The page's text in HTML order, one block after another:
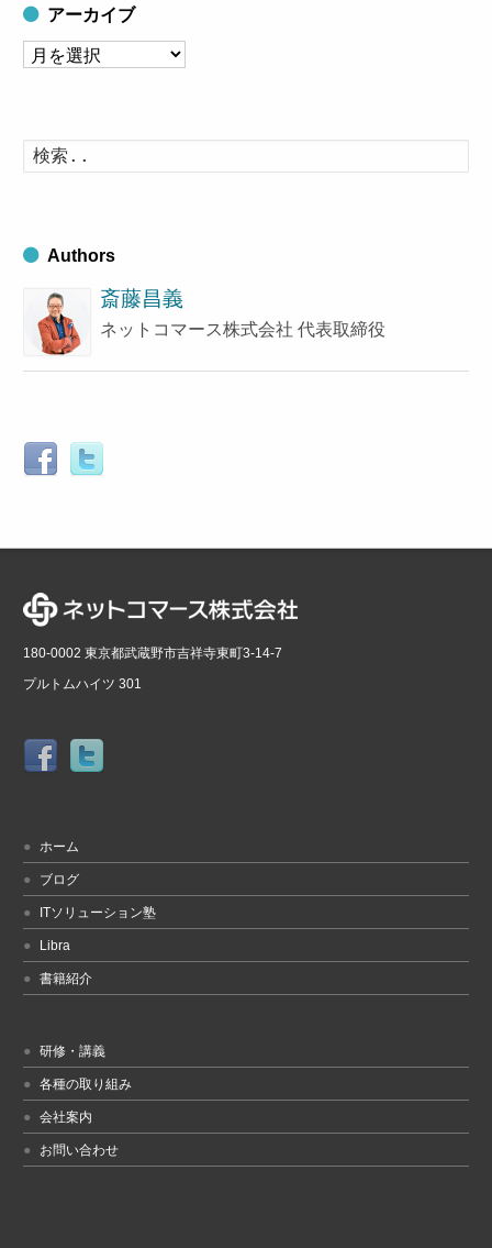
アーカイブ
ア
イ
ブ
索
Authors
斎藤昌義
ネットコマース株式会社 代表取締役
180-0002 東京都武蔵野市吉祥寺東町3-14-7
プルトムハイツ 301
ホーム
ブログ
ITソリューション塾
Libra
書籍紹介
研修・講義
各種の取り組み
会社案内
お問い合わせ